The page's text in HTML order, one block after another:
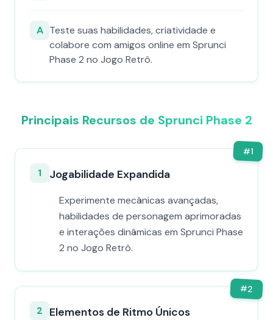
A Teste suas habilidades, criatividade e
colabore com amigos online em Sprunci
Phase 2 no Jogo Retrô.
Principais Recursos de Sprunci Phase 2
#1
1 Jogabilidade Expandida
Experimente mecânicas avançadas,
habilidades de personagem aprimoradas
e interações dinâmicas em Sprunci Phase
2 no Jogo Retrô.
#2
2 Elementos de Ritmo Únicos